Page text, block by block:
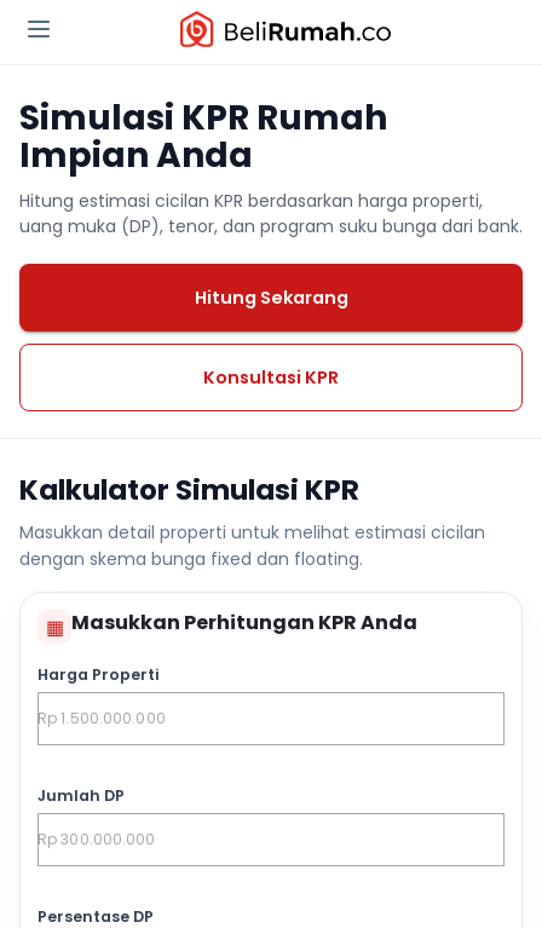
Simulasi KPR Rumah
Impian Anda
Hitung estimasi cicilan KPR berdasarkan harga properti,
uang muka (DP), tenor, dan program suku bunga dari bank.
Hitung Sekarang
Konsultasi KPR
Kalkulator Simulasi KPR
Masukkan detail properti untuk melihat estimasi cicilan
dengan skema bunga fixed dan floating.
▦ Masukkan Perhitungan KPR Anda
Harga Properti
Jumlah DP
Persentase DP